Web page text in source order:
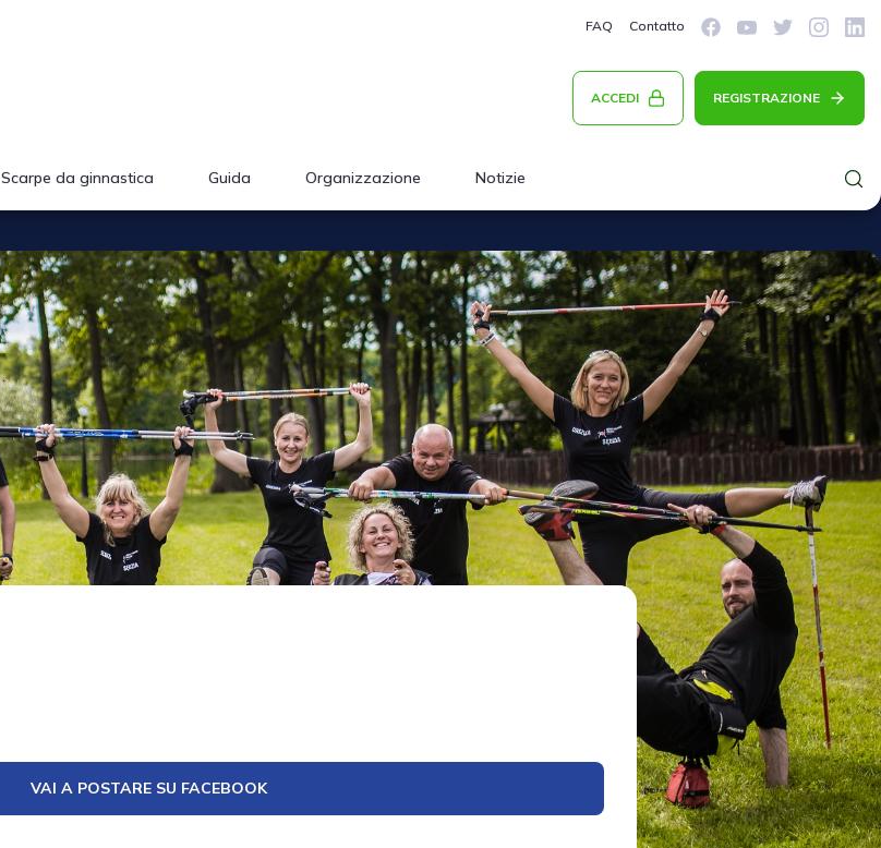
FAQ Contatto
ACCEDI REGISTRAZIONE
Scarpe da ginnastica Guida Organizzazione Notizie
VAI A POSTARE SU FACEBOOK